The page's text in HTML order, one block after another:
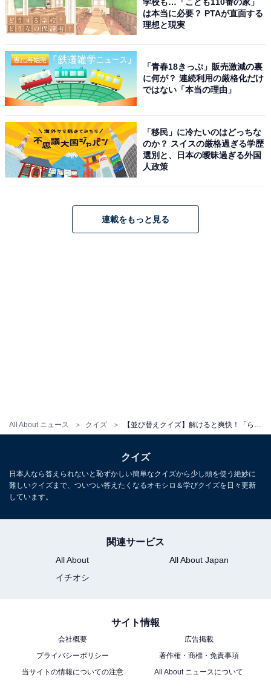
All About ニュース クイズ
は本当に必要？ PTAが直面する
理想と現実
「青春18きっぷ」販売激減の裏
に何が？ 連続利用の厳格化だけ
ではない「本当の理由」
「移民」に冷たいのはどっちな
のか？ スイスの厳格過ぎる学歴
選別と、日本の曖昧過ぎる外国
人政策
連載をもっと見る
クイズ
日本人なら答えられないと恥ずかしい簡単なクイズから少し頭を使う絶妙に
難しいクイズまで、ついつい答えたくなるオモシロ＆学びクイズを日々更新
しています。
関連サービス
All About
All About Japan
イチオシ
サイト情報
会社概要
広告掲載
プライバシーポリシー
著作権・商標・免責事項
当サイトの情報についての注意
All About ニュースについて